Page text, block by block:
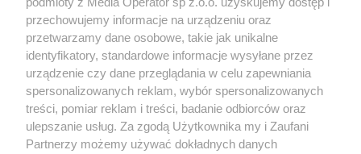
Tarnowskie Góry
Ruda Śląska
Świętochłowice
Tychy
Bytom
Katowice
Gliwice
Zabrze
Zagłębie
Redakcja
Newsletter
Reklama
przechowujemy informacje na urządzeniu oraz
przetwarzamy dane osobowe, takie jak unikalne
identyfikatory, standardowe informacje wysyłane przez
urządzenie czy dane przeglądania w celu zapewniania
spersonalizowanych reklam, wybór spersonalizowanych
treści, pomiar reklam i treści, badanie odbiorców oraz
ulepszanie usług. Za zgodą Użytkownika my i Zaufani
Partnerzy możemy używać dokładnych danych